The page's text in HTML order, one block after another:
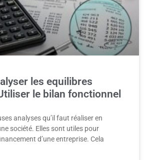
les equilibres
le bilan fonctionnel
analyses qu’il faut réaliser en
société. Elles sont utiles pour
d’une entreprise. Cela